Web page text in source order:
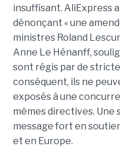
insuffisant. AliExpress
dénonçant « une
ministres Roland
Anne Le Hénanff,
sont régis par de
conséquent, ils ne
exposés à une
mêmes directives. Une
message fort en
et en Europe.